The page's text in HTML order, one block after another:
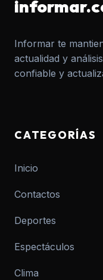
Informar te
actualidad y
confiable y
CATEGORÍAS
Inicio
Contactos
Deportes
Espectáculos
Clima